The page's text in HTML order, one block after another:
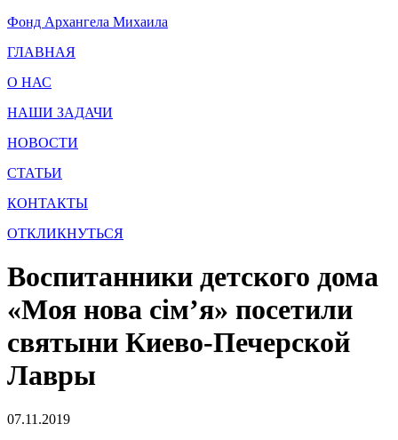
Фонд Архангела Михаила
ГЛАВНАЯ
О НАС
НАШИ ЗАДАЧИ
НОВОСТИ
СТАТЬИ
КОНТАКТЫ
ОТКЛИКНУТЬСЯ
Воспитанники детского дома
«Моя нова сім’я» посетили
святыни Киево-Печерской
Лавры
07.11.2019